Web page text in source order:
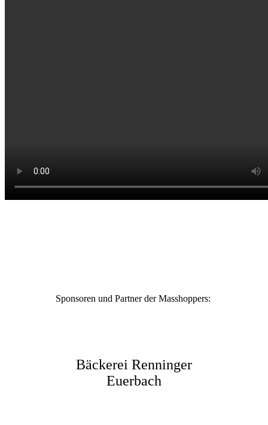
Sponsoren und Partner der Masshoppers:
Bäckerei Renninger
Euerbach